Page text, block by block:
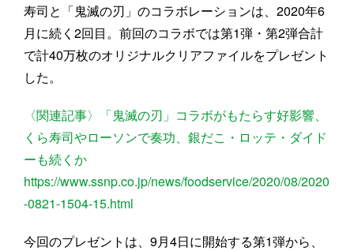
寿司と「鬼滅の刃」のコラボレーションは、2020年6
月に続く2回目。前回のコラボでは第1弾・第2弾合計
で計40万枚のオリジナルクリアファイルをプレゼント
した。
〈関連記事〉「鬼滅の刃」コラボがもたらす好影響、
くら寿司やローソンで奏功、銀だこ・ロッテ・ダイド
ーも続くか
https://www.ssnp.co.jp/news/foodservice/2020/08/2020
-0821-1504-15.html
今回のプレゼントは、9月4日に開始する第1弾から、